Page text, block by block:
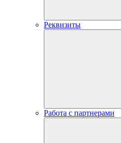
Реквизиты
Работа с партнерами